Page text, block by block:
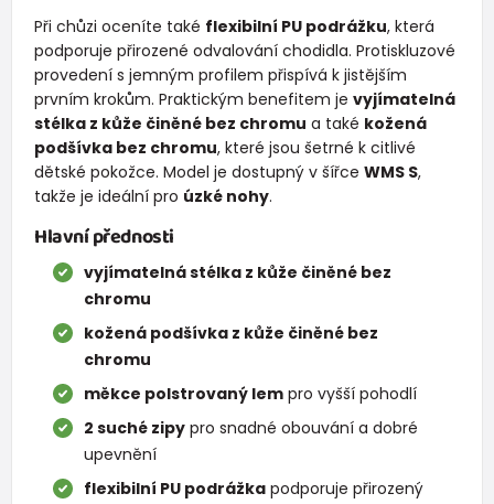
Při chůzi oceníte také flexibilní PU podrážku, která
podporuje přirozené odvalování chodidla. Protiskluzové
provedení s jemným profilem přispívá k jistějším
prvním krokům. Praktickým benefitem je vyjímatelná
stélka z kůže činěné bez chromu a také kožená
podšívka bez chromu, které jsou šetrné k citlivé
dětské pokožce. Model je dostupný v šířce WMS S,
takže je ideální pro úzké nohy.
Hlavní přednosti
vyjímatelná stélka z kůže činěné bez
chromu
kožená podšívka z kůže činěné bez
chromu
měkce polstrovaný lem pro vyšší pohodlí
2 suché zipy pro snadné obouvání a dobré
upevnění
flexibilní PU podrážka podporuje přirozený